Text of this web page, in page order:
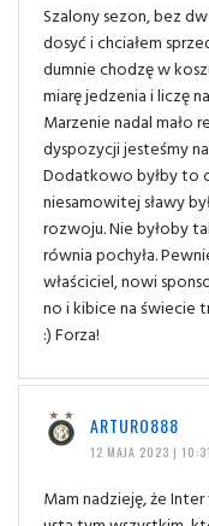
Szalony sezon, bez
dosyć i chciałem
dumnie chodzę w
miarę jedzenia i liczę
Marzenie nadal mało
dyspozycji jesteśmy
Dodatkowo byłby to
niesamowitej sławy
rozwoju. Nie byłoby
równia pochyła.
właściciel, nowi
no i kibice na świecie
:) Forza!
ARTURO888
12 MAJA 2023 | 10:31
Mam nadzieję, że